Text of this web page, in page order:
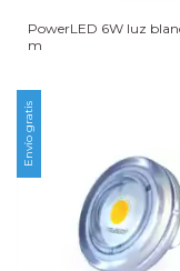
PowerLED 6W luz
m
Envío gratis